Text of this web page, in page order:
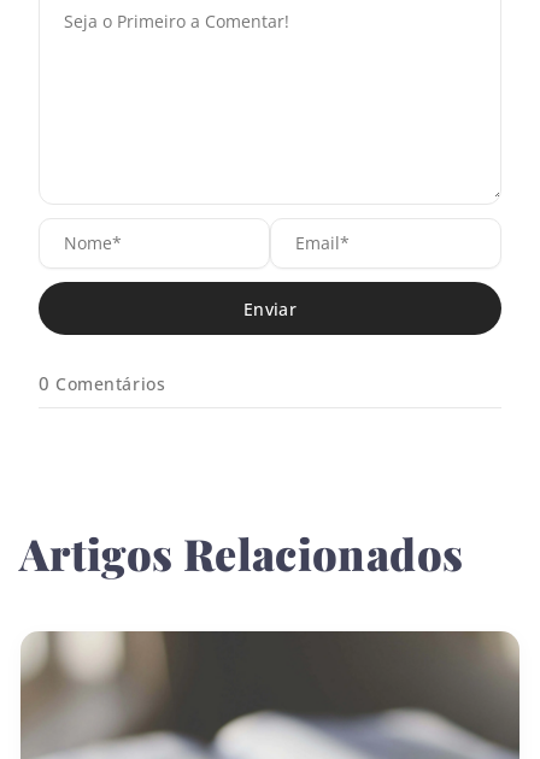
N
o
m
e
*
E
i
0 Comentários
Artigos Relacionados